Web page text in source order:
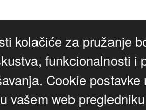
kolačiće za pružanje
funkcionalnosti i
Cookie
vašem web